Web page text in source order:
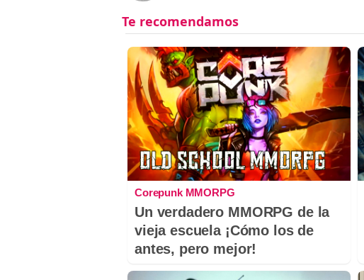
Corepunk MMORPG
Un verdadero MMORPG de la
vieja escuela ¡Cómo los de
antes, pero mejor!